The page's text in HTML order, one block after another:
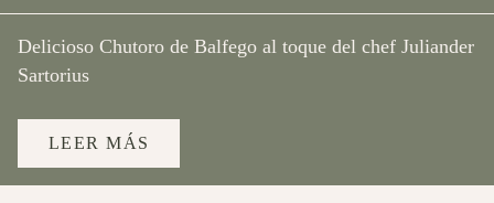
Delicioso Chutoro de Balfego al toque del chef Juliander
Sartorius
LEER MÁS